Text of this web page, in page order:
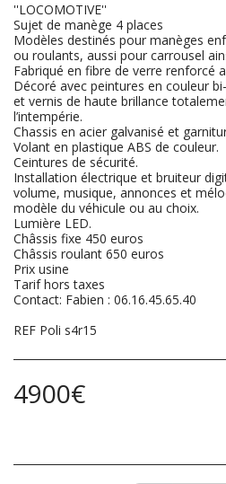
''LOCOMOTIVE''
Sujet de manège 4 places
Modèles destinés pour manèges
ou roulants, aussi pour carrousel
Fabriqué en fibre de verre renforcé
Décoré avec peintures en couleur
et vernis de haute brillance
l’intempérie.
Chassis en acier galvanisé et
Volant en plastique ABS de couleur.
Ceintures de sécurité.
Installation électrique et bruiteur
volume, musique, annonces et
modèle du véhicule ou au choix.
Lumière LED.
Châssis fixe 450 euros
Châssis roulant 650 euros
Prix usine
Tarif hors taxes
Contact: Fabien : 06.16.45.65.40
REF Poli s4r15
4900€